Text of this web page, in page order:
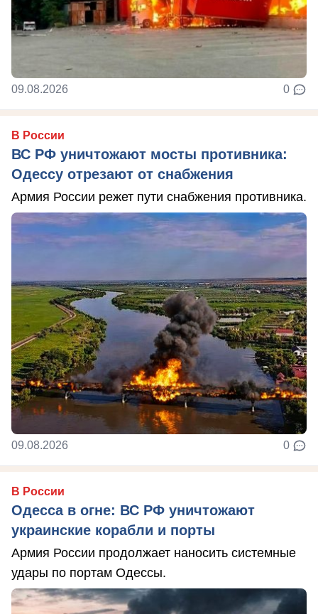
09.08.2026 0
В России
ВС РФ уничтожают мосты противника:
Одессу отрезают от снабжения
Армия России режет пути снабжения противника.
09.08.2026 0
В России
Одесса в огне: ВС РФ уничтожают
украинские корабли и порты
Армия России продолжает наносить системные
удары по портам Одессы.